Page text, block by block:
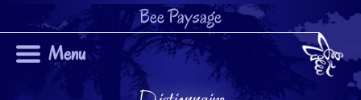
Bee Paysage
Menu